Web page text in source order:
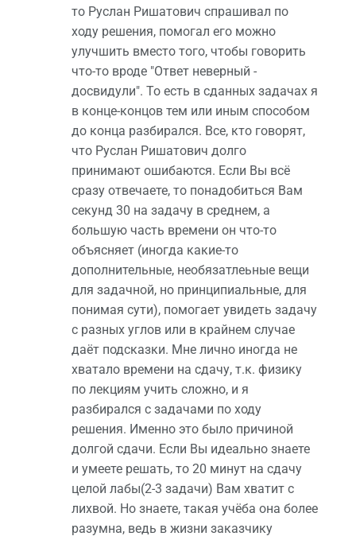
то Руслан Ришатович спрашивал по
ходу решения, помогал его можно
улучшить вместо того, чтобы говорить
что-то вроде "Ответ неверный -
досвидули". То есть в сданных задачах я
в конце-концов тем или иным способом
до конца разбирался. Все, кто говорят,
что Руслан Ришатович долго
принимают ошибаются. Если Вы всё
сразу отвечаете, то понадобиться Вам
секунд 30 на задачу в среднем, а
большую часть времени он что-то
объясняет (иногда какие-то
дополнительные, необязатлеьные вещи
для задачной, но принципиальные, для
понимая сути), помогает увидеть задачу
с разных углов или в крайнем случае
даёт подсказки. Мне лично иногда не
хватало времени на сдачу, т.к. физику
по лекциям учить сложно, и я
разбирался с задачами по ходу
решения. Именно это было причиной
долгой сдачи. Если Вы идеально знаете
и умеете решать, то 20 минут на сдачу
целой лабы(2-3 задачи) Вам хватит с
лихвой. Но знаете, такая учёба она более
разумна, ведь в жизни заказчику